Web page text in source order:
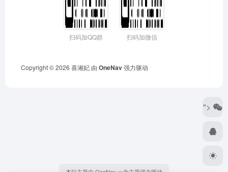
扫码加QQ群 扫码加微信
Copyright © 2026 喜湘妃 由 OneNav强力驱动
">